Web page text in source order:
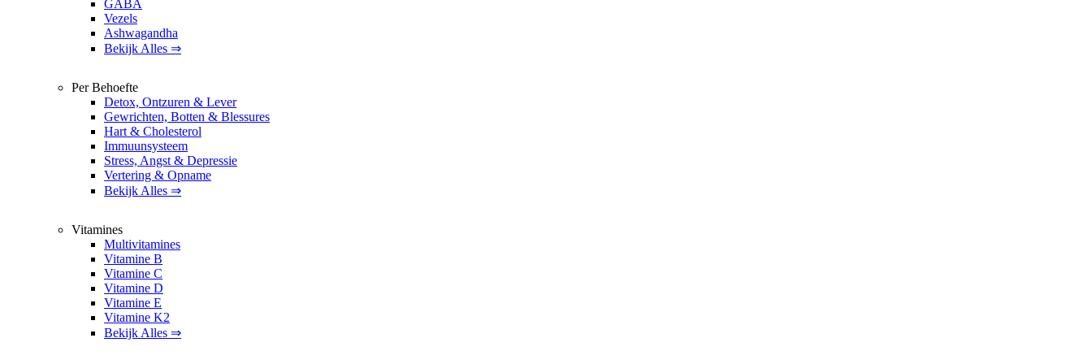
GABA
Vezels
Ashwagandha
Bekijk Alles ⇒
Per Behoefte
Detox, Ontzuren & Lever
Gewrichten, Botten & Blessures
Hart & Cholesterol
Immuunsysteem
Stress, Angst & Depressie
Vertering & Opname
Bekijk Alles ⇒
Vitamines
Multivitamines
Vitamine B
Vitamine C
Vitamine D
Vitamine E
Vitamine K2
Bekijk Alles ⇒